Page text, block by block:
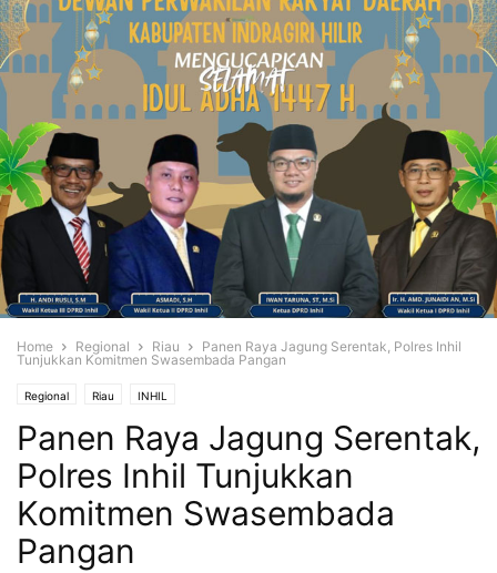
Home Regional Riau
Panen Raya Jagung Serentak, Polres Inhil
Tunjukkan Komitmen Swasembada Pangan
Regional Riau INHIL
Panen Raya Jagung Serentak,
Polres Inhil Tunjukkan
Komitmen Swasembada
Pangan